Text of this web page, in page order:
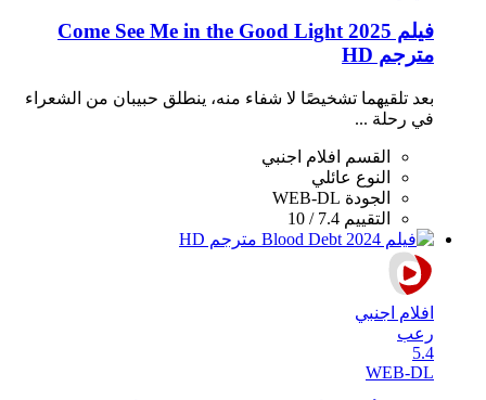
فيلم Come See Me in the Good Light 2025
مترجم HD
بعد تلقيهما تشخيصًا لا شفاء منه، ينطلق حبيبان من الشعراء
في رحلة ...
القسم
افلام اجنبي
النوع عائلي
الجودة WEB-DL
التقييم 7.4 / 10
افلام اجنبي
رعب
5.4
WEB-DL